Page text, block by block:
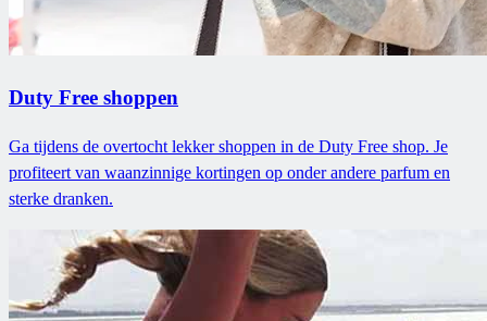
Duty Free shoppen
Ga tijdens de overtocht lekker shoppen in de Duty Free shop. Je
profiteert van waanzinnige kortingen op onder andere parfum en
sterke dranken.